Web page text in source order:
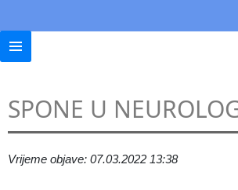
SPONE U
Vrijeme objave: 07.03.2022 13:38